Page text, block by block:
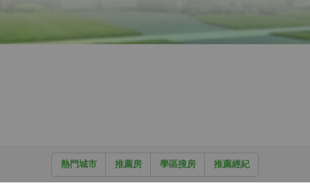
熱門城市 推薦房 學區搜房 推薦經紀